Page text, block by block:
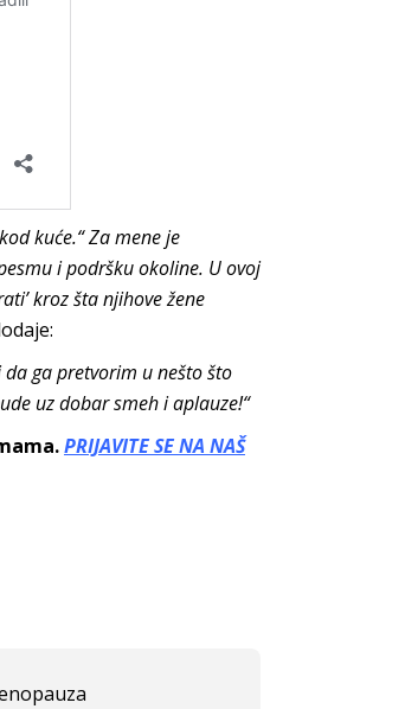
kuće.“ Za mene je
i podršku okoline. U ovoj
kroz šta njihove žene
ga pretvorim u nešto što
uz dobar smeh i aplauze!“
PRIJAVITE SE NA NAŠ